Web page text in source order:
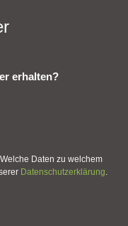
erhalten?
Daten zu welchem
Datenschutzerklärung